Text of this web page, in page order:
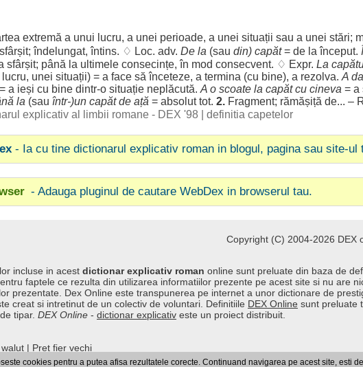
extremă a unui lucru, a unei perioade, a unei situații sau a unei stări;
sfârșit;îndelungat,întins. ♢ Loc. adv. De la (sau din) capăt= de laînceput.
sfârșit; până la ultimele consecințe, în mod consecvent. ♢ Expr. La
lucru, unei situații) = a face săînceteze, a termina (cu bine), a rezolva. A
= a ieși cu bine dintr-o situație neplăcută. A o scoate la capătcu cineva =
la (sau într-)un capătde ață = absoluttot. 2. Fragment; rămășiță de... –
explicativ al limbii romane - DEX '98
definitia capetelor
- Ia cu tine dictionarul explicativ roman in blogul, pagina sau site-ul
- Adauga pluginul de cautare WebDex in browserul tau.
Copyright (C) 2004-2026 DEX
incluse in acest dictionar explicativ roman online sunt preluate din baza de
faptele ce rezulta din utilizarea informatiilor prezente pe acest site si nu are
prezentate. Dex Online este transpunerea pe internet a unor dictionare de
creat si intretinut de un colectiv de voluntari. Definitiile DEX Online sunt preluate
tipar. DEX Online - dictionar explicativ este un proiect distribuit.
| Pret fier vechi
cookies pentru a putea afisa rezultatele corecte. Continuand navigarea pe acest site, esti